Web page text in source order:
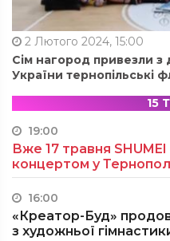
2 Лютого 2024, 15:00
Сім нагород привезли з
України тернопільські
15
19:00
Вже 17 травня
концертом у
16:00
«Креатор-Буд»
з художньої